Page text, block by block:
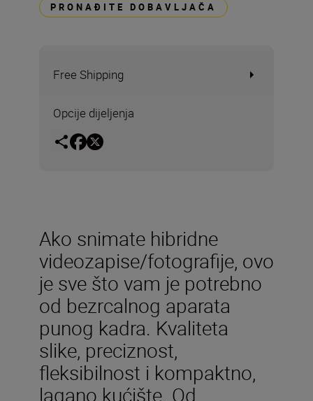
PRONAĐITE DOBAVLJAČA
Free Shipping
Opcije dijeljenja
Ako snimate hibridne
videozapise/fotografije, ovo
je sve što vam je potrebno
od bezrcalnog aparata
punog kadra. Kvaliteta
slike, preciznost,
fleksibilnost i kompaktno,
lagano kućište. Od